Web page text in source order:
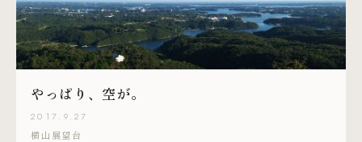
やっぱり、空が。
2017.9.27
横山展望台